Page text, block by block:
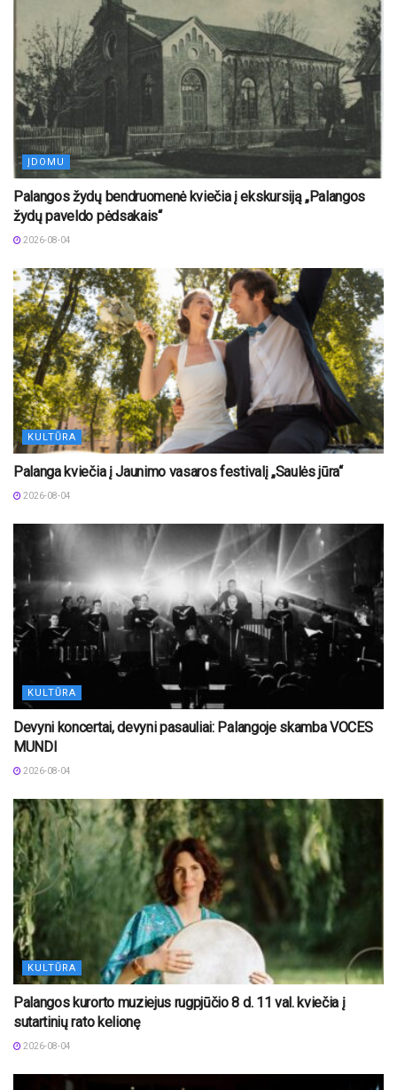
ĮDOMU
Palangos žydų bendruomenė kviečia į ekskursiją „Palangos
žydų paveldo pėdsakais“
2026-08-04
KULTŪRA
Palanga kviečia į Jaunimo vasaros festivalį „Saulės jūra“
2026-08-04
KULTŪRA
Devyni koncertai, devyni pasauliai: Palangoje skamba VOCES
MUNDI
2026-08-04
KULTŪRA
Palangos kurorto muziejus rugpjūčio 8 d. 11 val. kviečia į
sutartinių rato kelionę
2026-08-04